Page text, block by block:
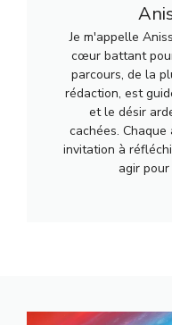
Je m'appelle
cœur battant
parcours, de la
rédaction, est
et le désir
cachées.
invitation à
agir